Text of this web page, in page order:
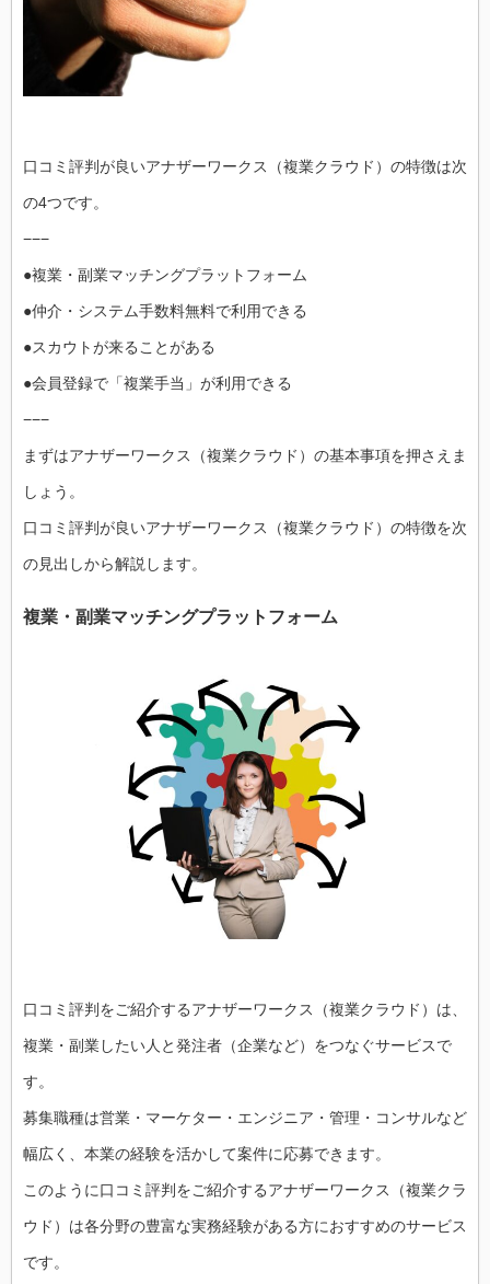
口コミ評判が良いアナザーワークス（複業クラウド）の特徴は次
の4つです。
−−−
●複業・副業マッチングプラットフォーム
●仲介・システム手数料無料で利用できる
●スカウトが来ることがある
●会員登録で「複業手当」が利用できる
−−−
まずはアナザーワークス（複業クラウド）の基本事項を押さえま
しょう。
口コミ評判が良いアナザーワークス（複業クラウド）の特徴を次
の見出しから解説します。
複業・副業マッチングプラットフォーム
口コミ評判をご紹介するアナザーワークス（複業クラウド）は、
複業・副業したい人と発注者（企業など）をつなぐサービスで
す。
募集職種は営業・マーケター・エンジニア・管理・コンサルなど
幅広く、本業の経験を活かして案件に応募できます。
このように口コミ評判をご紹介するアナザーワークス（複業クラ
ウド）は各分野の豊富な実務経験がある方におすすめのサービス
です。